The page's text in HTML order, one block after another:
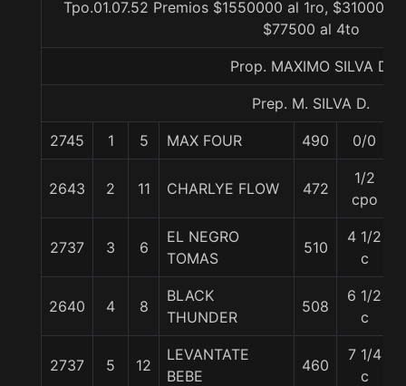
Tpo.01.07.52 Premios $1550000 al 1ro, $310000
$77500 al 4to
Prop. MAXIMO SILVA D.
Prep. M. SILVA D.
2745 1 5 MAX FOUR 490 0/0
2643 2 11 CHARLYE FLOW 472
1/2
cpo
2737 3 6
EL NEGRO
TOMAS
510
4 1/2
c
2640 4 8
BLACK
THUNDER
508
6 1/2
c
2737 5 12
LEVANTATE
BEBE
460
7 1/4
c